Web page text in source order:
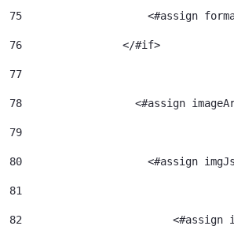
75
<#assign
76
                </#if>
77
78
<#assign
79
80
<#assign
81
82